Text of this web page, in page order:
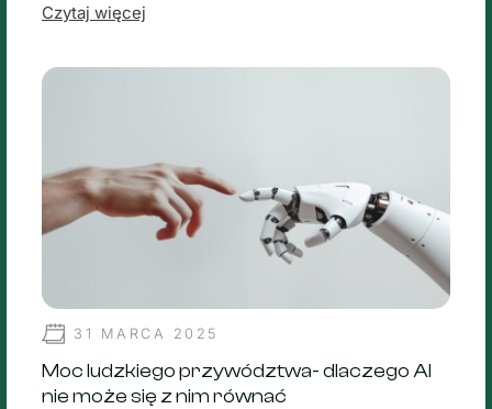
Czytaj więcej
31 MARCA 2025
Moc ludzkiego przywództwa- dlaczego AI
nie może się z nim równać